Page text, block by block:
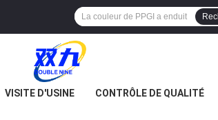
VISITE D'USINE CONTRÔLE DE QUALITÉ